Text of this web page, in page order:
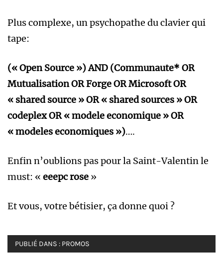
Plus complexe, un psychopathe du clavier qui
tape:
(« Open Source ») AND (Communaute* OR
Mutualisation OR Forge OR Microsoft OR
« shared source » OR « shared sources » OR
codeplex OR « modele economique » OR
« modeles economiques »)….
Enfin n’oublions pas pour la Saint-Valentin le
must: « eeepc rose »
Et vous, votre bétisier, ça donne quoi ?
PUBLIÉ DANS : PROMOS